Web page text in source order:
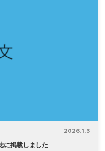
2026.1.6
に掲載しました